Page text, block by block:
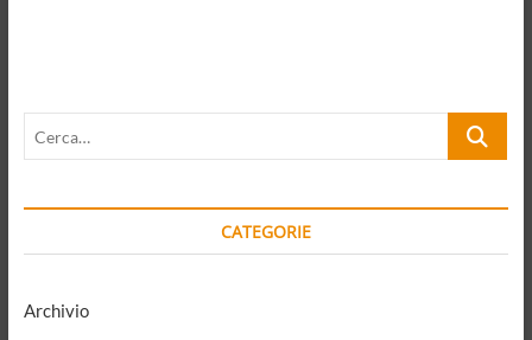
Cerca…
CATEGORIE
Archivio